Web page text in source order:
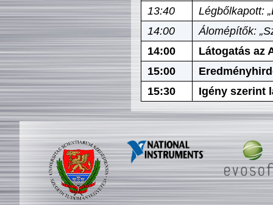
13:40
Légbőlkapott:
14:00
Álomépítők:
14:00
Látogatás az
15:00
15:30
Igény szerint